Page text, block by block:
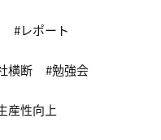
レポート
横断 勉強会
産性向上